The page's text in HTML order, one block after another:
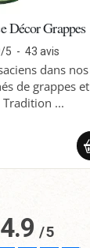
Décor Grappes
/5 - 43 avis
dans nos
de grappes et
...
4.9/5